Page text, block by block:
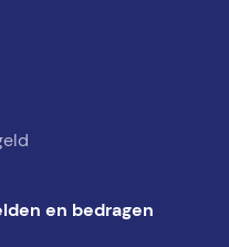
en bedragen